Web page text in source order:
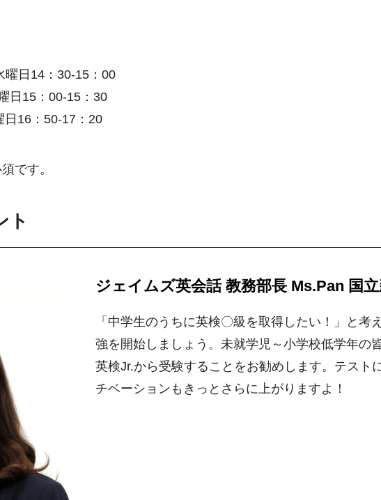
日14：30‐15：00
日15：00‐15：30
16：50‐17：20
です。
ト
ジェイムズ英会話 教務部長 Ms.Pan 国
「中学生のうちに英検〇級を取得したい！」と
強を開始しましょう。未就学児～小学校低学年の
英検Jr.から受験することをお勧めします。テスト
チベーションもきっとさらに上がりますよ！